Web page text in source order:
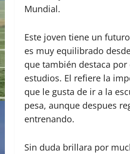
Mundial.
Este joven tiene un
es muy equilibrado
que también destaca
estudios. El refiere la
que le gusta de ir a la
pesa, aunque despues
entrenando.
Sin duda brillara por